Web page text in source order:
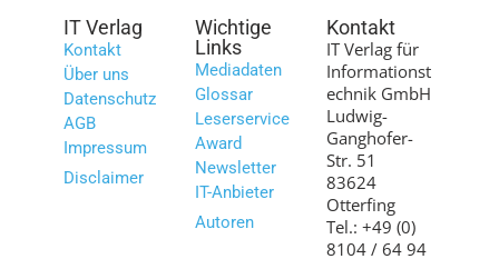
IT Verlag
Kontakt
Über uns
Datenschutz
AGB
Impressum
Disclaimer
Wichtige
Links
Mediadaten
Glossar
Leserservice
Award
Newsletter
IT-Anbieter
Autoren
Kontakt
IT Verlag für
Informationst
echnik GmbH
Ludwig-
Ganghofer-
Str. 51
83624
Otterfing
Tel.: +49 (0)
8104 / 64 94